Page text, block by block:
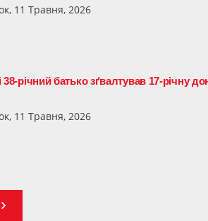
11 Травня, 2026
річний батько зґвалтував 17-річну
11 Травня, 2026